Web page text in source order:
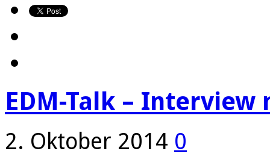
EDM-Talk – Interview
2. Oktober 2014 0